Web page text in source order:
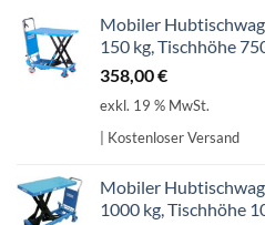
Mobiler
150 kg, Tischhöhe
358,00€
exkl. 19 % MwSt.
| Kostenloser Versand
Mobiler
1000 kg, Tischhöhe